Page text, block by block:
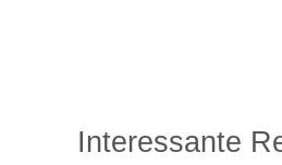
Interessante